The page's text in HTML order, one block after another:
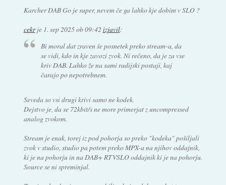
Karcher DAB Go je super, nevem če ga lahko kje dobim v SLO ?
cekrje 1. sep 2025 ob 09:42 izjavil:
Bi moral dat zraven še posnetek preko stream-a, da
se vidi, kdo in kje zavozi zvok. Ni rečeno, da je za vse
kriv DAB. Lahko že na sami radijski postaji, kaj
čarajo po nepotrebnem.
Seveda so vsi drugi krivi samo ne kodek.
Dejstvo je, da se 72kbit/s ne more primerjat z uncompressed
analog zvokom.
Stream je enak, torej iz pod pohorja so preko "kodeka" pošiljali
zvok v studio, studio pa potem preko MPX-a na njihov oddajnik,
ki je na pohorju in na DAB+ RTVSLO oddajnik ki je na pohorju.
Source se ni spreminjal.